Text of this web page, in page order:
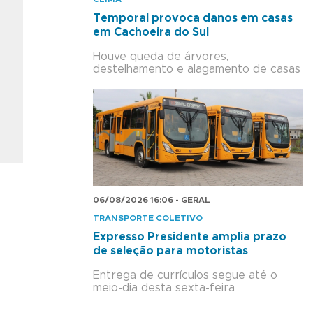
Temporal provoca danos em casas
em Cachoeira do Sul
Houve queda de árvores,
destelhamento e alagamento de casas
06/08/2026 16:06 - GERAL
TRANSPORTE COLETIVO
Expresso Presidente amplia prazo
de seleção para motoristas
Entrega de currículos segue até o
meio-dia desta sexta-feira